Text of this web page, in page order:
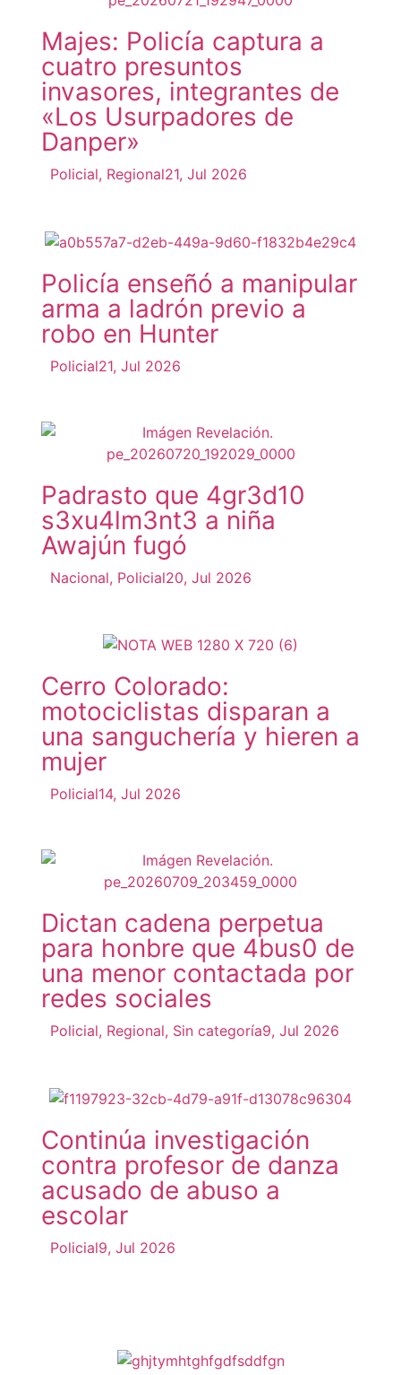
Majes: Policía captura a
cuatro presuntos
invasores, integrantes de
«Los Usurpadores de
Danper»
Policial, Regional21, Jul 2026
Policía enseñó a manipular
arma a ladrón previo a
robo en Hunter
Policial21, Jul 2026
Padrasto que 4gr3d10
s3xu4lm3nt3 a niña
Awajún fugó
Nacional, Policial20, Jul 2026
Cerro Colorado:
motociclistas disparan a
una sanguchería y hieren a
mujer
Policial14, Jul 2026
Dictan cadena perpetua
para honbre que 4bus0 de
una menor contactada por
redes sociales
Policial, Regional, Sin categoría9, Jul 2026
Continúa investigación
contra profesor de danza
acusado de abuso a
escolar
Policial9, Jul 2026